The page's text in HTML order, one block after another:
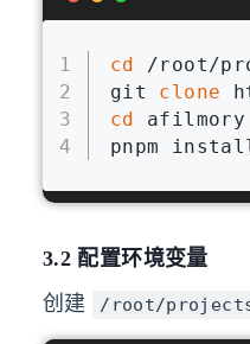
1
2
3
4
cd /root/
git clone
cd afilmory
pnpm
3.2 配置环境变量
创建
/root/